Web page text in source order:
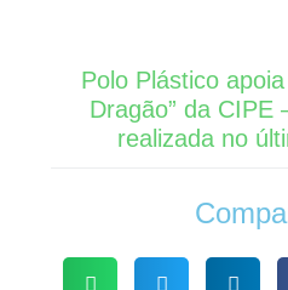
Polo Plástico
Dragão” da CIPE
realizada no